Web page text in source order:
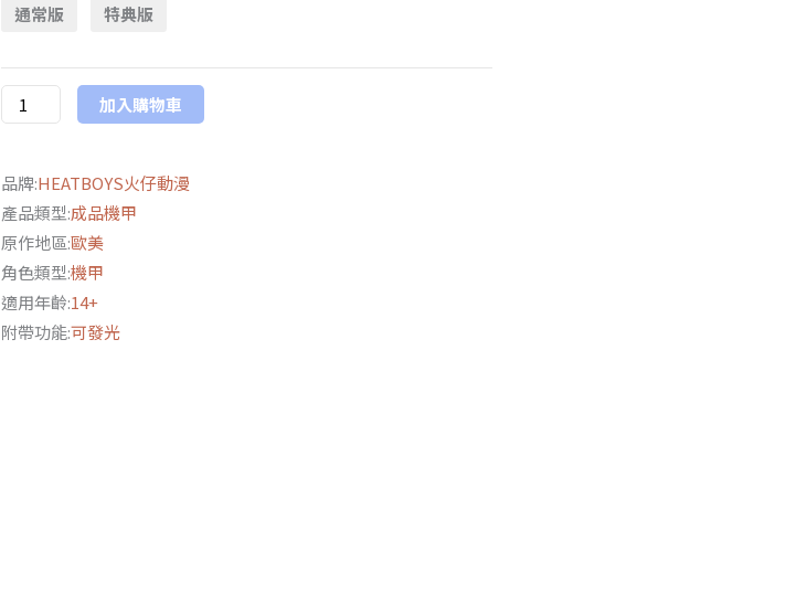
通常版 特典版
動
HB0013
甲
忍
者
龜
拉
菲
加入購物車
品牌:HEATBOYS火仔動漫
產品類型:成品機甲
原作地區:歐美
角色類型:機甲
適用年齡:14+
附帶功能:可發光